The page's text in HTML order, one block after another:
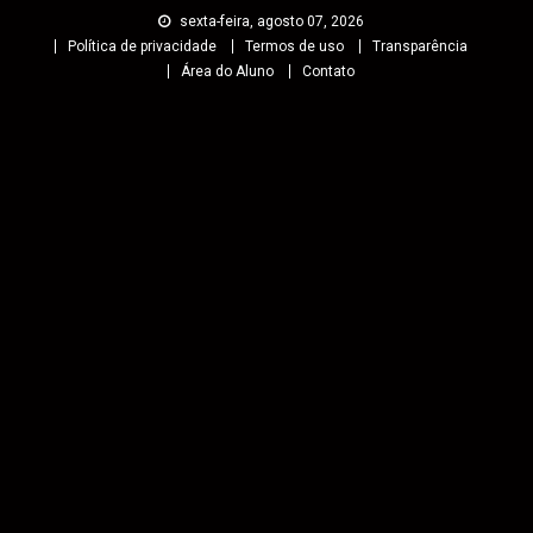
sexta-feira, agosto 07, 2026
Política de privacidade
Termos de uso
Transparência
Área do Aluno
Contato